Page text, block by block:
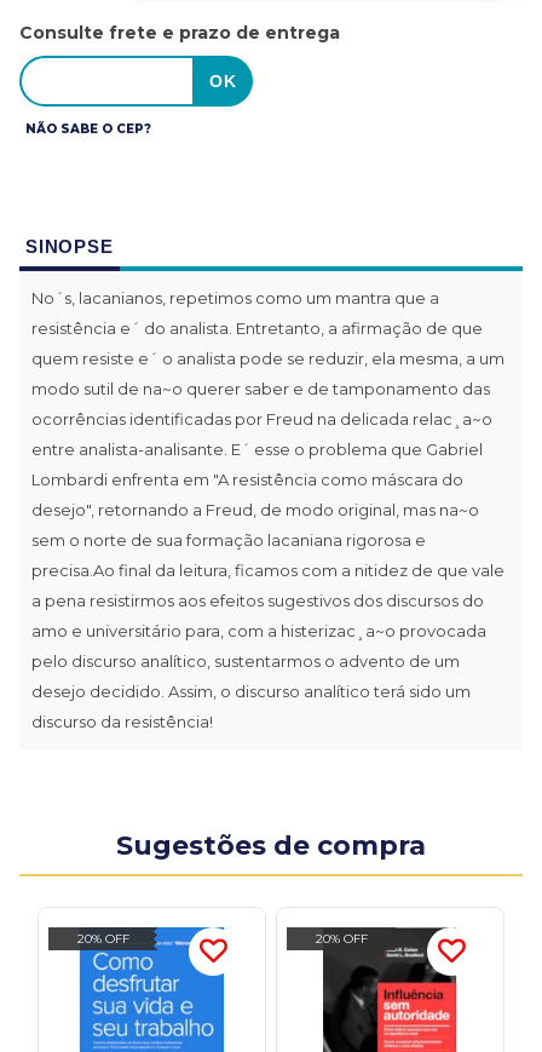
Consulte frete e prazo de entrega
NÃO SABE O CEP?
SINOPSE
No´s, lacanianos, repetimos como um mantra que a
resistência e´ do analista. Entretanto, a afirmação de que
quem resiste e´ o analista pode se reduzir, ela mesma, a um
modo sutil de na~o querer saber e de tamponamento das
ocorrências identificadas por Freud na delicada relac¸a~o
entre analista-analisante. E´ esse o problema que Gabriel
Lombardi enfrenta em "A resistência como máscara do
desejo", retornando a Freud, de modo original, mas na~o
sem o norte de sua formação lacaniana rigorosa e
precisa.Ao final da leitura, ficamos com a nitidez de que vale
a pena resistirmos aos efeitos sugestivos dos discursos do
amo e universitário para, com a histerizac¸a~o provocada
pelo discurso analítico, sustentarmos o advento de um
desejo decidido. Assim, o discurso analítico terá sido um
discurso da resistência!
Sugestões de compra
20% OFF 20% OFF